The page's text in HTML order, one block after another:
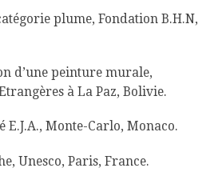
plume, Fondation B.H.N,
d’une peinture murale,
à La Paz, Bolivie.
E.J.A., Monte-Carlo, Monaco.
Unesco, Paris, France.